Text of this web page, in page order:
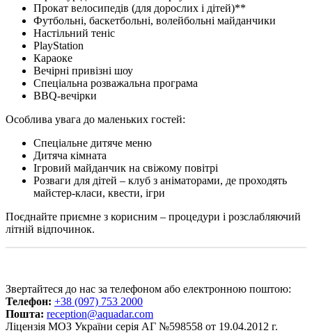
Прокат велосипедів (для дорослих і дітей)**
Футбольні, баскетбольні, волейбольні майданчики
Настільний теніс
PlayStation
Караоке
Вечірні привізні шоу
Спеціальна розважальна програма
BBQ-вечірки
Особлива увага до маленьких гостей:
Спеціальне дитяче меню
Дитяча кімната
Ігровий майданчик на свіжому повітрі
Розваги для дітей – клуб з аніматорами, де проходять
майстер-класи, квести, ігри
Поєднайте приємне з корисним – процедури і розслабляючий
літній відпочинок.
Звертайтеся до нас за телефоном або електронною поштою:
Телефон: +38 (097) 753 2000
Пошта: reception@aquadar.com
Ліцензія МОЗ України серія АГ №598558 от 19.04.2012 г.